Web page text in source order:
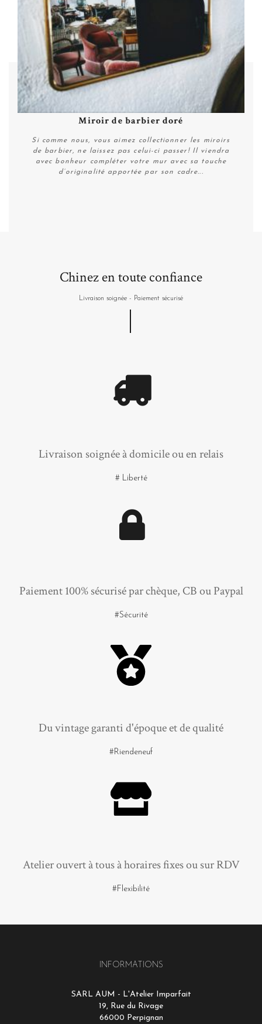
Miroir de barbier doré
Si comme nous, vous aimez collectionner les miroirs
de barbier, ne laissez pas celui-ci passer! Il viendra
avec bonheur compléter votre mur avec sa touche
d’originalité apportée par son cadre...
Chinez en toute confiance
Livraison soignée - Paiement sécurisé
Livraison soignée à domicile ou en relais
# Liberté
Paiement 100% sécurisé par chèque, CB ou Paypal
#Sécurité
Du vintage garanti d'époque et de qualité
#Riendeneuf
Atelier ouvert à tous à horaires fixes ou sur RDV
#Flexibilité
INFORMATIONS
SARL AUM - L'Atelier Imparfait
19, Rue du Rivage
66000 Perpignan